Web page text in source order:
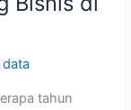
tahun